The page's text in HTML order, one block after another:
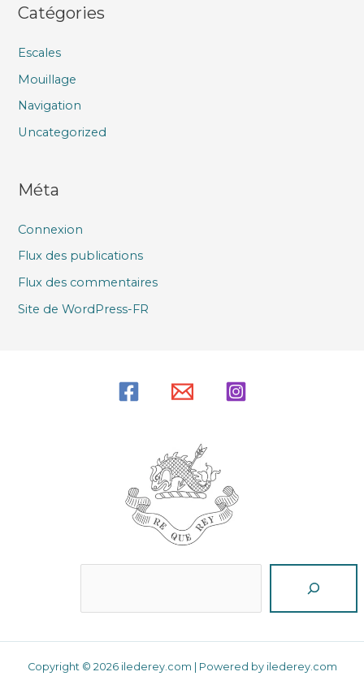
Catégories
Escales
Mouillage
Navigation
Uncategorized
Méta
Connexion
Flux des publications
Flux des commentaires
Site de WordPress-FR
Copyright © 2026 ilederey.com | Powered by ilederey.com